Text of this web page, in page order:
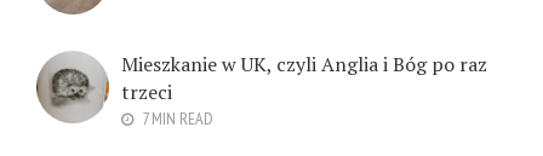
Mieszkanie w UK, czyli Anglia i Bóg po raz
trzeci
7 MIN READ